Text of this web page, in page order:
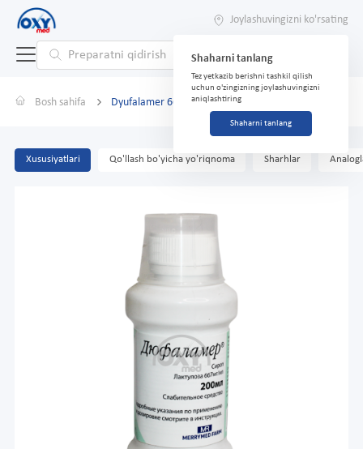
Joylashuvingizni ko'rsating
Shaharni tanlang
Tez yetkazib berishni tashkil qilish
uchun o'zingizning joylashuvingizni
aniqlashtiring
Shaharni tanlang
Bosh sahifa Dyufalamer 667mg/ml 200ml sirop
Xususiyatlari Qo'llash bo'yicha yo'riqnoma Sharhlar